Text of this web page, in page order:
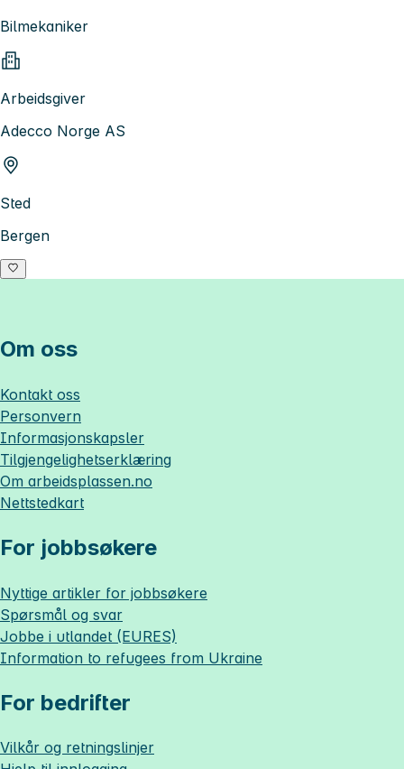
Bilmekaniker
Arbeidsgiver
Adecco Norge AS
Sted
Bergen
Om oss
Kontakt oss
Personvern
Informasjonskapsler
Tilgjengelighetserklæring
Om arbeidsplassen.no
Nettstedkart
For jobbsøkere
Nyttige artikler for jobbsøkere
Spørsmål og svar
Jobbe i utlandet (EURES)
Information to refugees from Ukraine
For bedrifter
Vilkår og retningslinjer